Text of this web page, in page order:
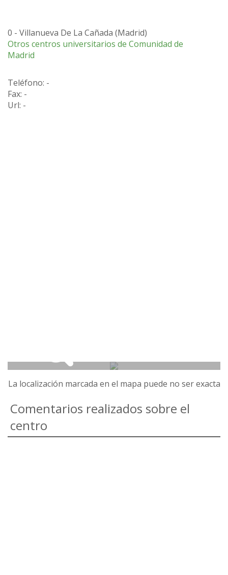
0 - Villanueva De La Cañada (Madrid)
Otros centros universitarios de Comunidad de
Madrid
Teléfono: -
Fax: -
Url: -
La localización marcada en el mapa puede no ser exacta
Comentarios realizados sobre el
centro